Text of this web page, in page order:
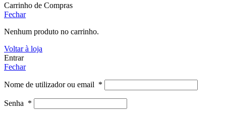
Carrinho de Compras
Fechar
Nenhum produto no carrinho.
Voltar à loja
Entrar
Fechar
Nome de utilizador ou email *
Senha *